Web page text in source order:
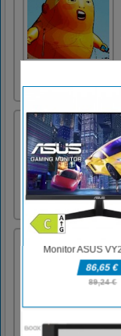
začnite igrati in [...]